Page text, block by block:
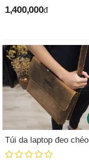
1,400,000đ
Túi da laptop đeo chéo